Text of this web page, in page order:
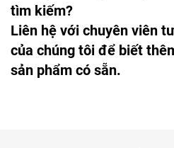
tìm kiếm?
Liên hệ với chuyên viên
của chúng tôi để biết
sản phẩm có sẵn.